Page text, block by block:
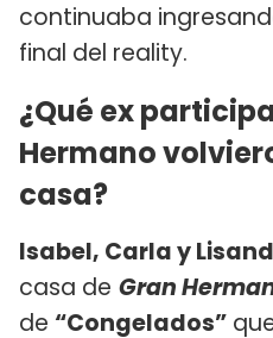
continuaba
final del reality.
¿Qué ex
Hermano
casa?
Isabel, Carla y
casa de Gran
de “Congelados”